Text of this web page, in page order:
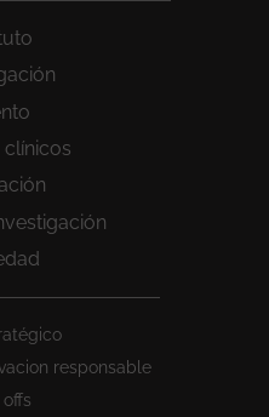
clínicos
responsable